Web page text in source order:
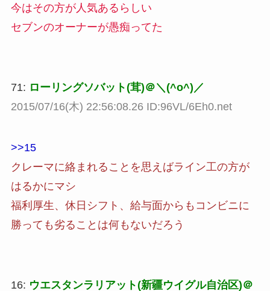
今はその方が人気あるらしい
セブンのオーナーが愚痴ってた
71: ローリングソバット(茸)＠＼(^o^)／
2015/07/16(木) 22:56:08.26 ID:96VL/6Eh0.net
>>15
クレーマに絡まれることを思えばライン工の方が
はるかにマシ
福利厚生、休日シフト、給与面からもコンビニに
勝っても劣ることは何もないだろう
16: ウエスタンラリアット(新疆ウイグル自治区)＠